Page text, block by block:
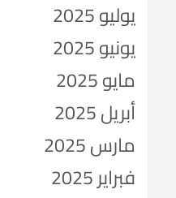
يوليو 2025
يونيو 2025
مايو 2025
أبريل 2025
مارس 2025
فبراير 2025